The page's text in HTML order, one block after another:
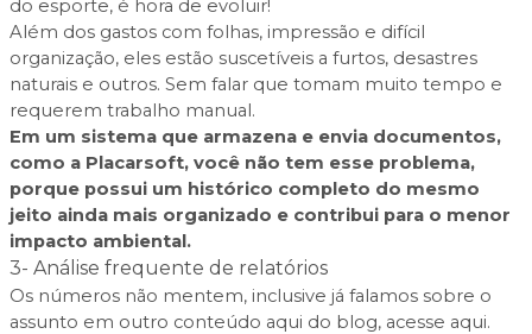
do esporte, é hora de evoluir!
Além dos gastos com folhas, impressão e difícil
organização, eles estão suscetíveis a furtos, desastres
naturais e outros. Sem falar que tomam muito tempo e
requerem trabalho manual.
Em um sistema que armazena e envia documentos,
como a Placarsoft, você não tem esse problema,
porque possui um histórico completo do mesmo
jeito ainda mais organizado e contribui para o menor
impacto ambiental.
3- Análise frequente de relatórios
Os números não mentem, inclusive já falamos sobre o
assunto em outro conteúdo aqui do blog, acesse aqui.